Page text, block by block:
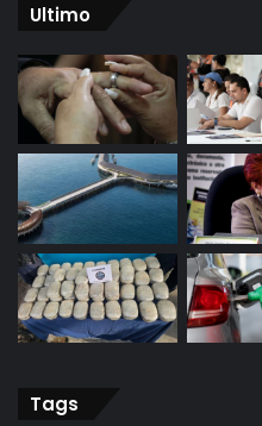
Ultimo
Tags